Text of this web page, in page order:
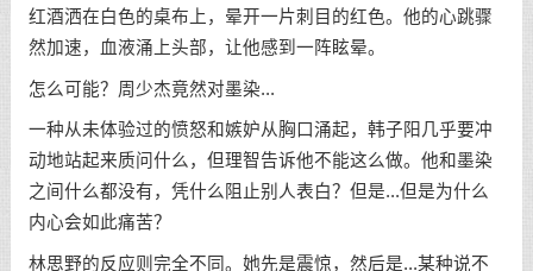
红酒洒在白色的桌布上，晕开一片刺目的红色。他的心跳骤
然加速，血液涌上头部，让他感到一阵眩晕。
怎么可能？周少杰竟然对墨染...
一种从未体验过的愤怒和嫉妒从胸口涌起，韩子阳几乎要冲
动地站起来质问什么，但理智告诉他不能这么做。他和墨染
之间什么都没有，凭什么阻止别人表白？但是...但是为什么
内心会如此痛苦？
林思野的反应则完全不同。她先是震惊，然后是...某种说不